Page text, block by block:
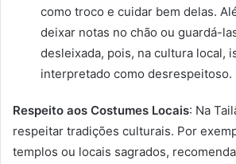
como troco e cuidar bem delas.
deixar notas no chão ou guardá-
desleixada, pois, na cultura local,
interpretado como desrespeitoso.
Respeito aos Costumes Locais: Na
respeitar tradições culturais. Por
templos ou locais sagrados,